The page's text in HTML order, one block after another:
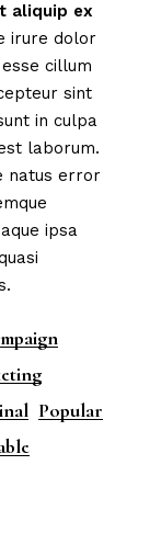
aliquip ex
irure dolor
cillum
sint
in culpa
laborum.
natus error
ipsa
Popular